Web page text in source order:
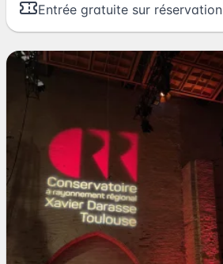
Entrée gratuite sur réservation